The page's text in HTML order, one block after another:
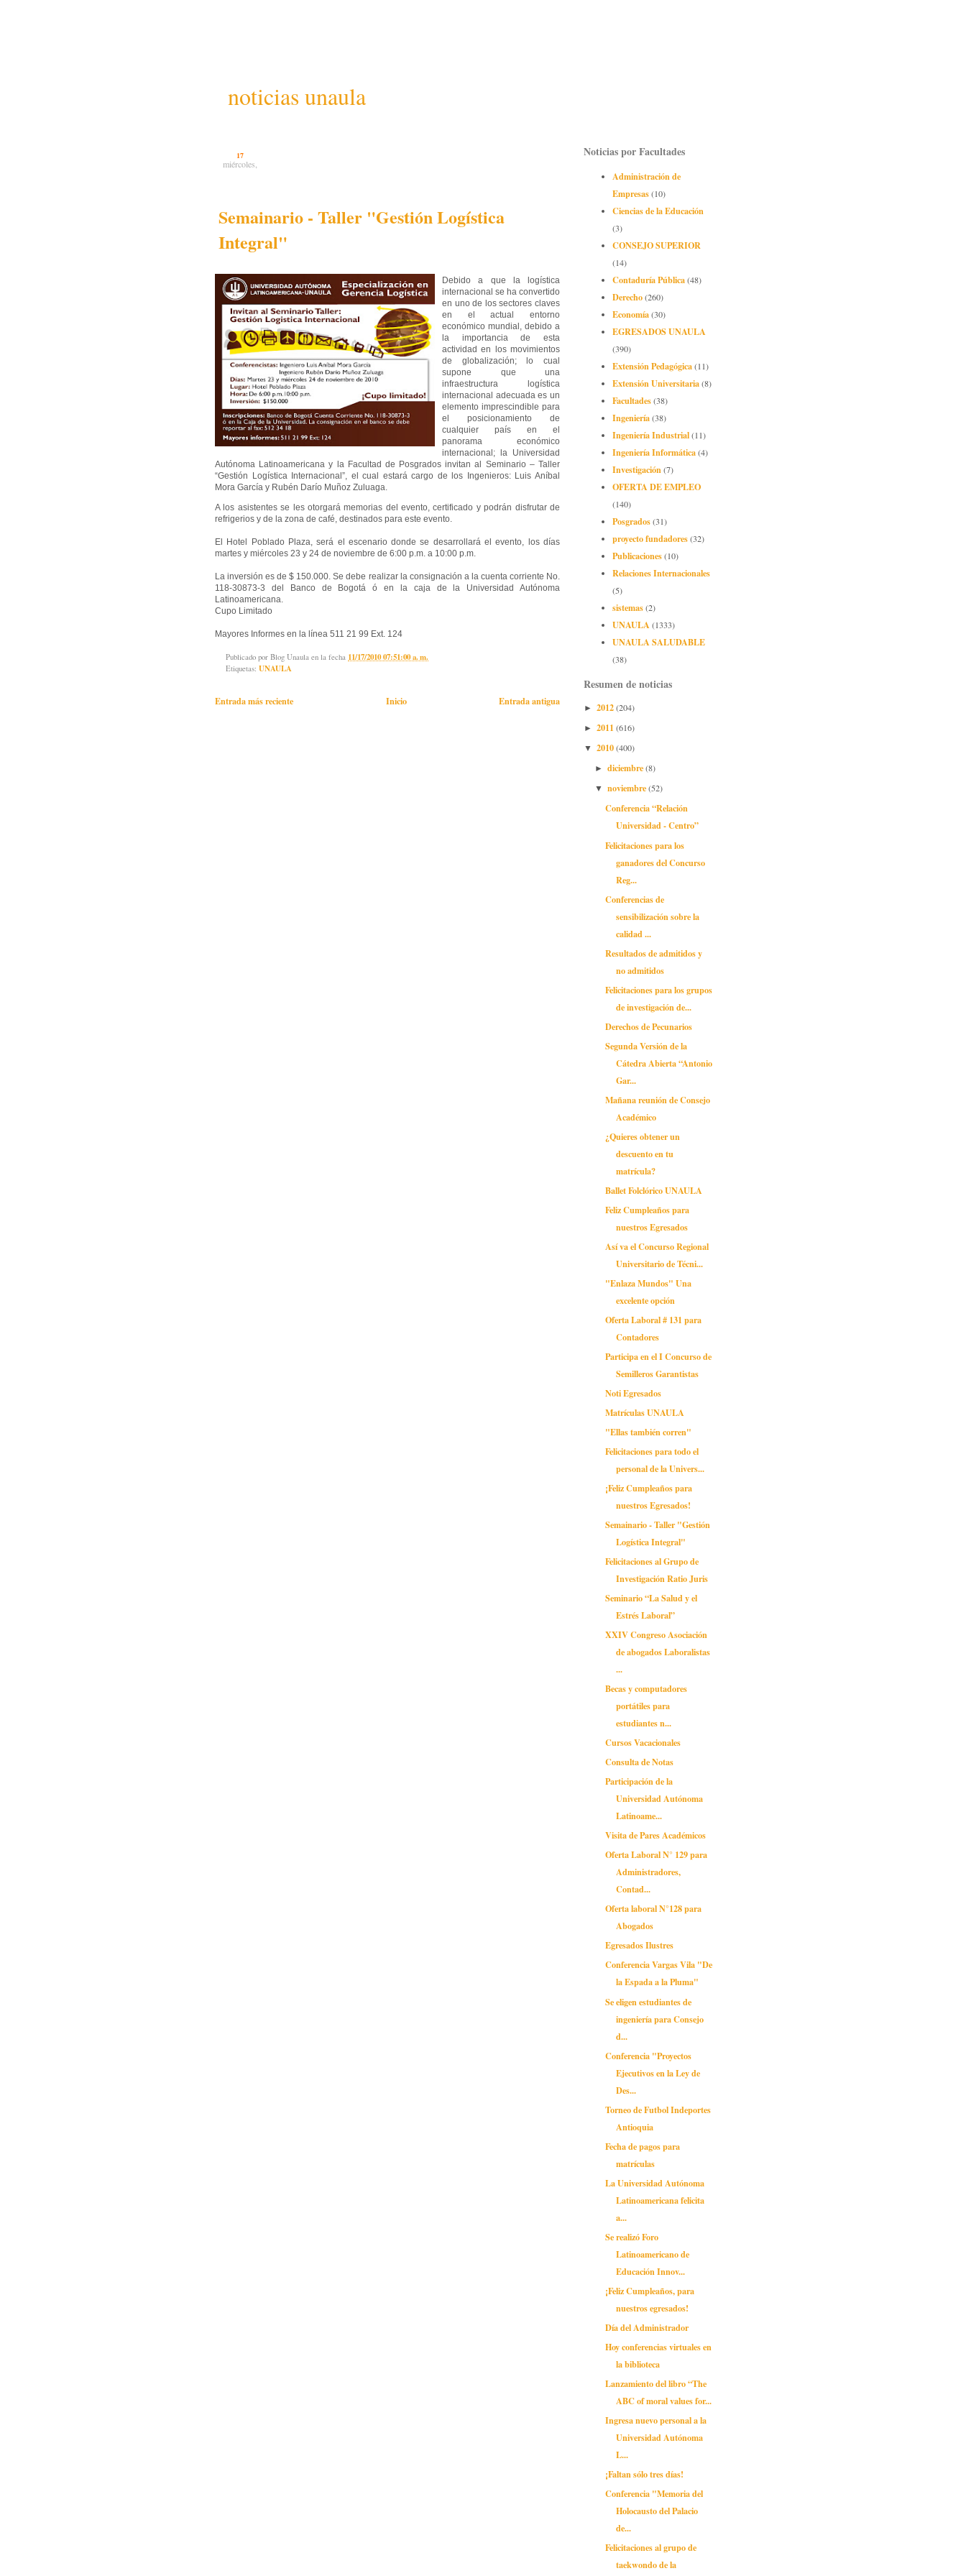
noticias unaula
17
miércoles,
Semainario - Taller "Gestión Logística
Integral"
Debido a que la logística
internacional se ha convertido
en uno de los sectores claves
en el actual entorno
económico mundial, debido a
la importancia de esta
actividad en los movimientos
de globalización; lo cual
supone que una
infraestructura logística
internacional adecuada es un
elemento imprescindible para
el posicionamiento de
cualquier país en el
panorama económico
internacional; la Universidad
Autónoma Latinoamericana y la Facultad de Posgrados invitan al Seminario – Taller
“Gestión Logística Internacional”, el cual estará cargo de los Ingenieros: Luis Aníbal
Mora García y Rubén Darío Muñoz Zuluaga.
A los asistentes se les otorgará memorias del evento, certificado y podrán disfrutar de
refrigerios y de la zona de café, destinados para este evento.
El Hotel Poblado Plaza, será el escenario donde se desarrollará el evento, los días
martes y miércoles 23 y 24 de noviembre de 6:00 p.m. a 10:00 p.m.
La inversión es de $ 150.000. Se debe realizar la consignación a la cuenta corriente No.
118-30873-3 del Banco de Bogotá ó en la caja de la Universidad Autónoma
Latinoamericana.
Cupo Limitado
Mayores Informes en la línea 511 21 99 Ext. 124
Publicado por Blog Unaula en la fecha 11/17/2010 07:51:00 a. m.
Etiquetas: UNAULA
Entrada más reciente Entrada antigua
Inicio
Noticias por Facultades
Administración de
Empresas(10)
Ciencias de la Educación
(3)
CONSEJO SUPERIOR
(14)
Contaduría Pública(48)
Derecho(260)
Economía(30)
EGRESADOS UNAULA
(390)
Extensión Pedagógica(11)
Extensión Universitaria(8)
Facultades(38)
Ingeniería(38)
Ingeniería Industrial(11)
Ingeniería Informática(4)
Investigación(7)
OFERTA DE EMPLEO
(140)
Posgrados(31)
proyecto fundadores(32)
Publicaciones(10)
Relaciones Internacionales
(5)
sistemas(2)
UNAULA(1333)
UNAULA SALUDABLE
(38)
Resumen de noticias
► 2012(204)
► 2011(616)
▼ 2010(400)
► diciembre(8)
▼ noviembre(52)
Conferencia “Relación
Universidad - Centro”
Felicitaciones para los
ganadores del Concurso
Reg...
Conferencias de
sensibilización sobre la
calidad ...
Resultados de admitidos y
no admitidos
Felicitaciones para los grupos
de investigación de...
Derechos de Pecunarios
Segunda Versión de la
Cátedra Abierta “Antonio
Gar...
Mañana reunión de Consejo
Académico
¿Quieres obtener un
descuento en tu
matrícula?
Ballet Folclórico UNAULA
Feliz Cumpleaños para
nuestros Egresados
Así va el Concurso Regional
Universitario de Técni...
"Enlaza Mundos" Una
excelente opción
Oferta Laboral # 131 para
Contadores
Participa en el I Concurso de
Semilleros Garantistas
Noti Egresados
Matrículas UNAULA
"Ellas también corren"
Felicitaciones para todo el
personal de la Univers...
¡Feliz Cumpleaños para
nuestros Egresados!
Semainario - Taller "Gestión
Logística Integral"
Felicitaciones al Grupo de
Investigación Ratio Juris
Seminario “La Salud y el
Estrés Laboral”
XXIV Congreso Asociación
de abogados Laboralistas
...
Becas y computadores
portátiles para
estudiantes n...
Cursos Vacacionales
Consulta de Notas
Participación de la
Universidad Autónoma
Latinoame...
Visita de Pares Académicos
Oferta Laboral N° 129 para
Administradores,
Contad...
Oferta laboral N°128 para
Abogados
Egresados Ilustres
Conferencia Vargas Vila "De
la Espada a la Pluma"
Se eligen estudiantes de
ingeniería para Consejo
d...
Conferencia "Proyectos
Ejecutivos en la Ley de
Des...
Torneo de Futbol Indeportes
Antioquia
Fecha de pagos para
matrículas
La Universidad Autónoma
Latinoamericana felicita
a...
Se realizó Foro
Latinoamericano de
Educación Innov...
¡Feliz Cumpleaños, para
nuestros egresados!
Día del Administrador
Hoy conferencias virtuales en
la biblioteca
Lanzamiento del libro “The
ABC of moral values for...
Ingresa nuevo personal a la
Universidad Autónoma
L...
¡Faltan sólo tres días!
Conferencia "Memoria del
Holocausto del Palacio
de...
Felicitaciones al grupo de
taekwondo de la